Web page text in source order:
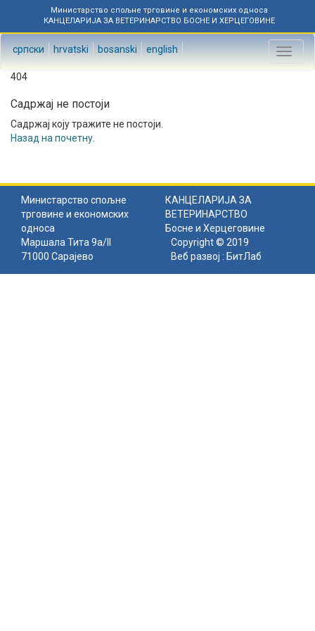
Министарство спољне трговине и економских односа
КАНЦЕЛАРИЈА ЗА ВЕТЕРИНАРСТВО БОСНЕ И ХЕРЦЕГОВИНЕ
српски hrvatski bosanski english
Toggle
404
Садржај не постоји
Садржај коју тражите не постоји.
Назад на почетну
Министарство спољне
трговине и економских
односа
КАНЦЕЛАРИЈА ЗА
ВЕТЕРИНАРСТВО
Босне и Херцеговине
Маршала Тита 9а/II
71000 Сарајево
Copyright © 2019
Веб развој : БитЛаб